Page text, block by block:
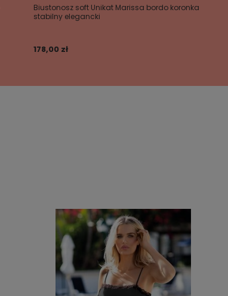
Biustonosz soft Unikat Marissa bordo koronka
stabilny elegancki
178,00 zł